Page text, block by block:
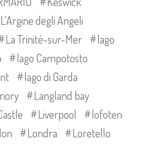
L’Argine degli Angeli
La Trinité-sur-Mer
lago
lago Campotosto
lago di Garda
Langland bay
Liverpool
lofoten
Londra
Loretello